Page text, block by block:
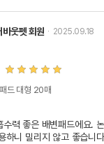
바웃펫 회원 2025.09.18
드 대형 20매
수력 좋은 배변패드에요.
하니 밀리지 않고 좋습니